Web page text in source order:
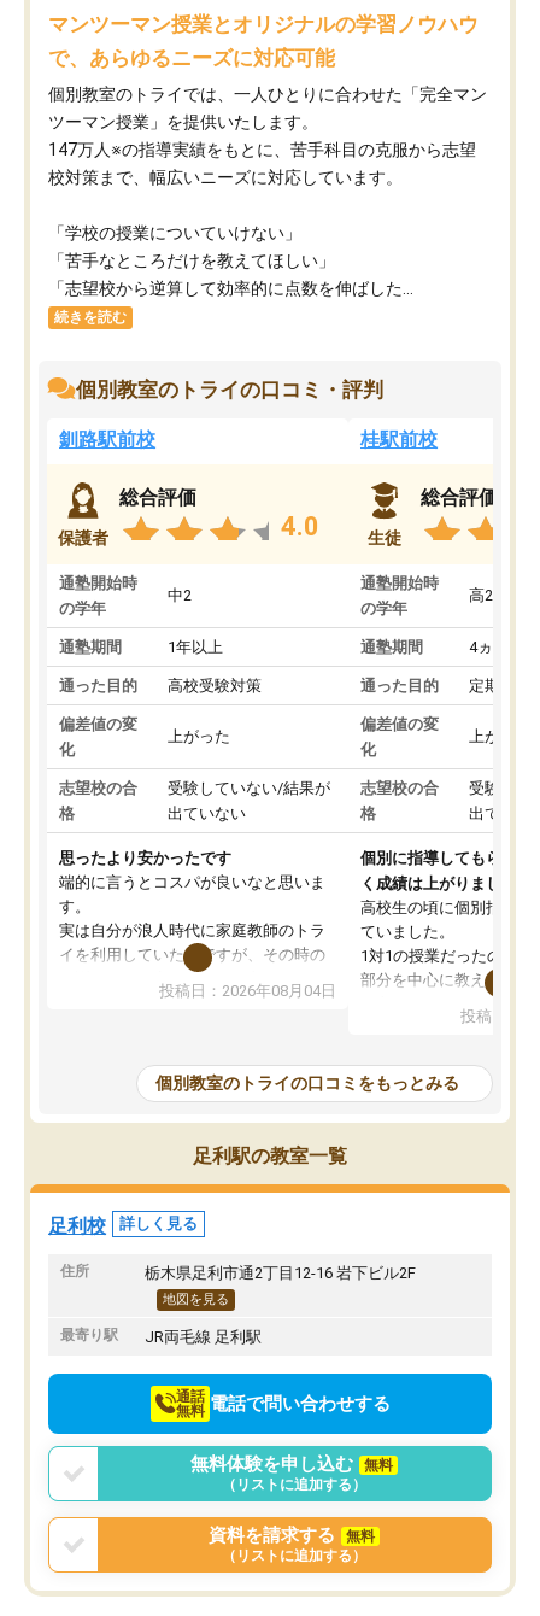
マンツーマン授業とオリジナルの学習ノウハウ
で、あらゆるニーズに対応可能
個別教室のトライでは、一人ひとりに合わせた「完全マン
ツーマン授業」を提供いたします。​
147万人※の指導実績をもとに、苦手科目の克服から志望
校対策まで、幅広いニーズに対応しています。​
「学校の授業についていけない」​
「苦手なところだけを教えてほしい」​
「志望校から逆算して効率的に点数を伸ばした...
続きを読む
個別教室のトライの口コミ・評判
釧路駅前校
保護者
総合評価
4.0
通塾開始時
の学年
中2
通塾期間 1年以上
通った目的 高校受験対策
偏差値の変
化
上がった
志望校の合
格
受験していない/結果が
出ていない
思ったより安かったです
端的に言うとコスパが良いなと思いま
す。
実は自分が浪人時代に家庭教師のトラ
イを利用していたのですが、その時の
月謝がとても高くトライに良いイメー
ジがありませんでした。
し始めた形です。
しかし、以前とは違い料金がリーズナ
ブルでびっくりしました。
通って1年以上ですが、勉強への取り組
み方が真っすぐに変化（率先して自宅
で復習や予習をする）し成績も向上し
ています。
駅前なので送り迎えが少々負担になっ
ていますが、それを加味しても通って
損はないなと感じています。
投稿日：2026年08月04日
桂駅前校
生徒
総合評価
通塾開始時
の学年
高2
通塾期間 4ヵ月～1
通った目的 定期テス
偏差値の変
化
上がった
志望校の合
格
受験して
出ていな
個別に指導してもらえる
く成績は上がりました。
高校生の頃に個別指導の
ていました。
1対1の授業だったので、
部分を中心に教えてもら
わからないところもそ
もらえたので、勉強への
しずつなくなりました。
その結果成績も上がり、
たのを覚えています。
塾だと思います。
投稿日：
個別教室のトライの口コミをもっとみる
足利駅の教室一覧
足利校 詳しく見る
住所 栃木県足利市通2丁目12-16 岩下ビル2F
地図を見る
最寄り駅 JR両毛線 足利駅
通話
無料 電話で問い合わせする
無料体験を申し込む
無料
（リストに追加する）
資料を請求する
無料
（リストに追加する）